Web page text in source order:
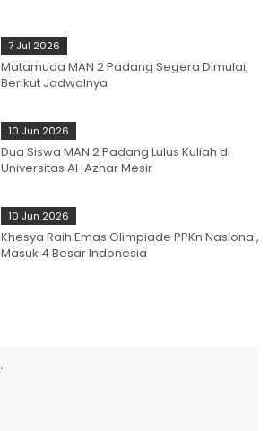
7 Jul 2026
Matamuda MAN 2 Padang Segera Dimulai,
Berikut Jadwalnya
10 Jun 2026
Dua Siswa MAN 2 Padang Lulus Kuliah di
Universitas Al-Azhar Mesir
10 Jun 2026
Khesya Raih Emas Olimpiade PPKn Nasional,
Masuk 4 Besar Indonesia